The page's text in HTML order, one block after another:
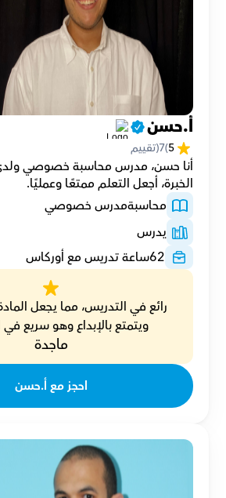
أ.حسن
5
(
7(تقييم
الخبرة، أجعل التعلم ممتعًا وعمليًا.
محاسبةمدرس خصوصي
يدرس
62ساعة تدريس مع أوركاس
ويتمتع بالإبداع وهو سريع في
ماجدة
احجز مع أ.حسن